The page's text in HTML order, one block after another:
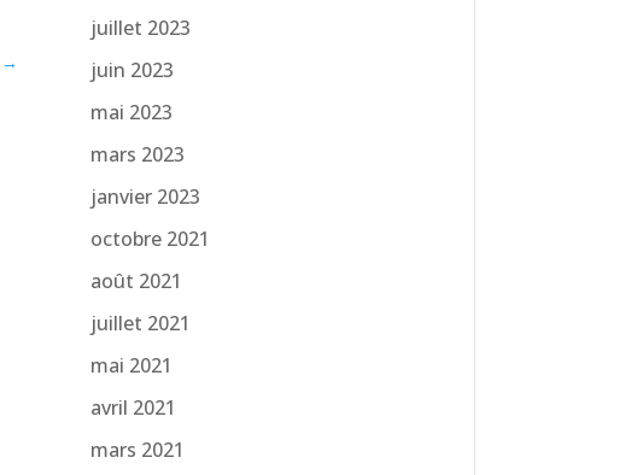
→
juillet 2023
juin 2023
mai 2023
mars 2023
janvier 2023
octobre 2021
août 2021
juillet 2021
mai 2021
avril 2021
mars 2021